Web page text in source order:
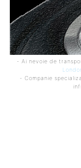
- Ai nevoie de
- Companie